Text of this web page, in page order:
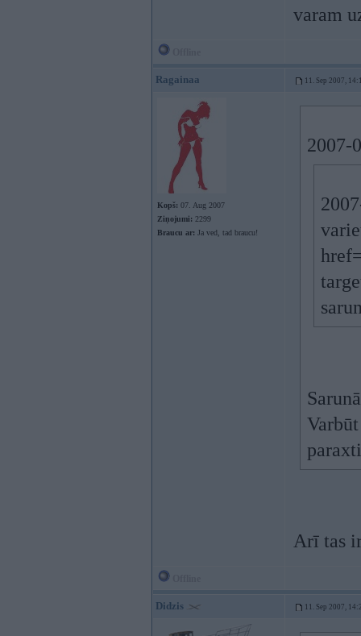
varam
Ragainaa 11. Sep 2007,
Kopš: 07. Aug 2007
Ziņojumi: 2299
Braucu ar: Ja ved, tad braucu!
2007-
Arī tas
Didzis 11. Sep 2007,